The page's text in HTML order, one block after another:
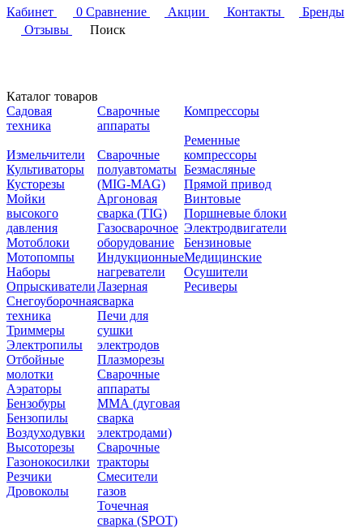
Кабинет
0 Сравнение Акции Контакты
Бренды
Отзывы
Поиск
Каталог товаров
Садовая
техника
Измельчители
Культиваторы
Кусторезы
Мойки
высокого
давления
Мотоблоки
Мотопомпы
Наборы
Опрыскиватели
Снегоуборочная
техника
Триммеры
Электропилы
Отбойные
молотки
Аэраторы
Бензобуры
Бензопилы
Воздуходувки
Высоторезы
Газонокосилки
Резчики
Дровоколы
Сварочные
аппараты
Сварочные
полуавтоматы
(MIG-MAG)
Аргоновая
сварка (TIG)
Газосварочное
оборудование
Индукционные
нагреватели
Лазерная
сварка
Печи для
сушки
электродов
Плазморезы
Сварочные
аппараты
ММА (дуговая
сварка
электродами)
Сварочные
тракторы
Смесители
газов
Точечная
сварка (SPOT)
Компрессоры
Ременные
компрессоры
Безмасляные
Прямой привод
Винтовые
Поршневые блоки
Электродвигатели
Бензиновые
Медицинские
Осушители
Ресиверы